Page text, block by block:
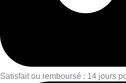
Satisfait ou remboursé : 14 jours